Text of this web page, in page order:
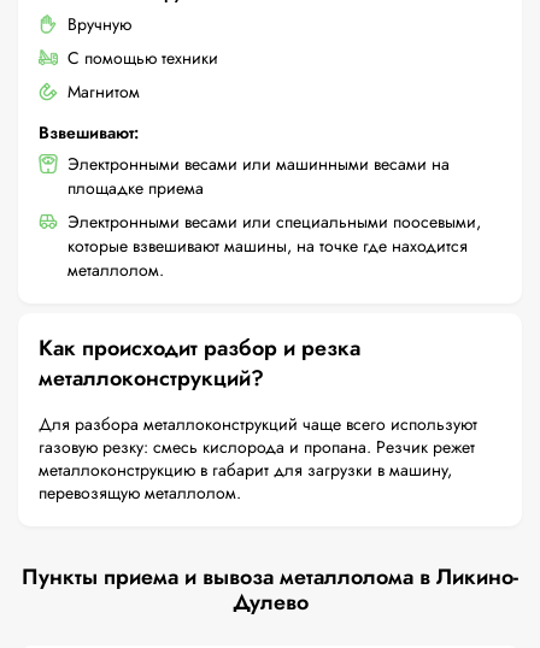
Вручную
С помощью техники
Магнитом
Взвешивают:
Электронными весами или машинными весами на
площадке приема
Электронными весами или специальными поосевыми,
которые взвешивают машины, на точке где находится
металлолом.
Как происходит разбор и резка
металлоконструкций?
Для разбора металлоконструкций чаще всего используют
газовую резку: смесь кислорода и пропана. Резчик режет
металлоконструкцию в габарит для загрузки в машину,
перевозящую металлолом.
Пункты приема и вывоза металлолома в Ликино-
Дулево